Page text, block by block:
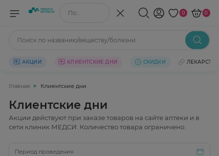
Поиск по названию/веществу 0 0
Поиск по названию/веществу/болезни
АКЦИИ КЛИЕНТСКИЕ ДНИ СКИДКИ ЛЕКАРСТВА
Главная Клиентские дни
Клиентские дни
Акции действуют при заказе товаров на сайте аптеки и в
сети клиник МЕДСИ. Количество товара ограничено.
Период проведения